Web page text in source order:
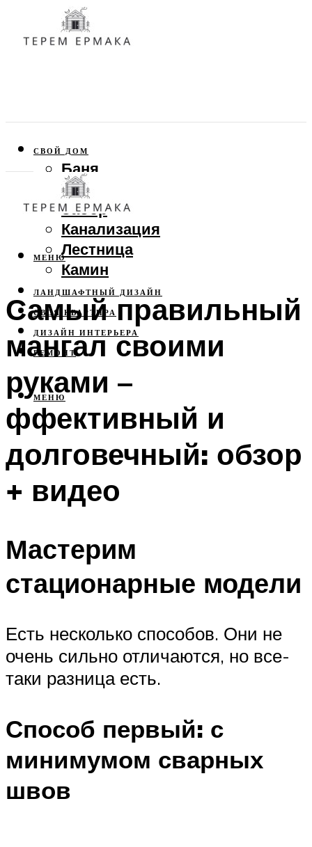
СВОЙ ДОМ
Баня
Веранда
Забор
Канализация
Лестница
Камин
ЛАНДШАФТНЫЙ ДИЗАЙН
СВОЯ КВАРТИРА
ДИЗАЙН ИНТЕРЬЕРА
РЕМОНТ
МЕНЮ
МЕНЮ
Самый правильный
мангал своими
руками –
ффективный и
долговечный: обзор
+ видео
Мастерим
стационарные модели
Есть несколько способов. Они не
очень сильно отличаются, но все-
таки разница есть.
Способ первый: с
минимумом сварных
швов